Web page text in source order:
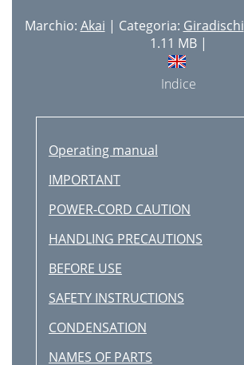
Marchio: Akai | Categoria: Giradischi
1.11 MB |
Indice
Operating manual
IMPORTANT
POWER-CORD CAUTION
HANDLING PRECAUTIONS
BEFORE USE
SAFETY INSTRUCTIONS
CONDENSATION
NAMES OF PARTS